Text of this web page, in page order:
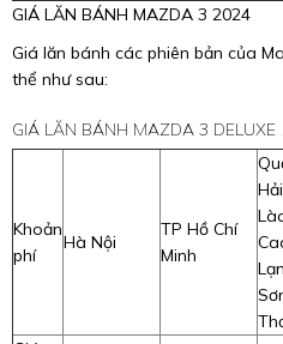
GIÁ LĂN BÁNH MAZDA 3 2024
Giá lăn bánh các phiên bản của
thể như sau:
GIÁ LĂN BÁNH MAZDA 3 DELUXE
Khoản
phí
Hà Nội
TP Hồ Chí
Minh